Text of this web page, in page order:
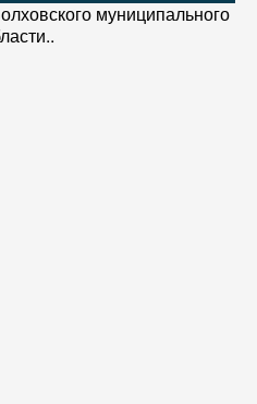
муниципального